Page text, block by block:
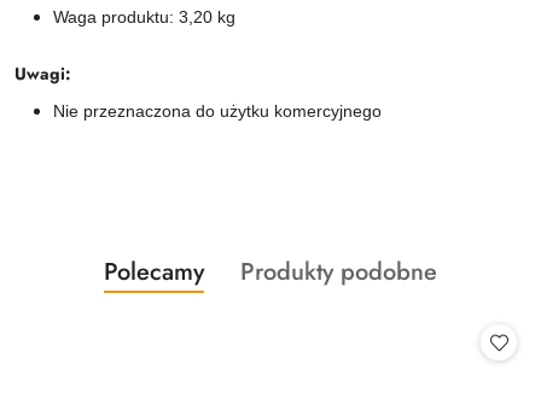
Waga produktu: 3,20 kg
Uwagi:
Nie przeznaczona do użytku komercyjnego
Pomiń karuzelę produktów
Produkty
o
Polecamy
Produkty
Produkty podobne